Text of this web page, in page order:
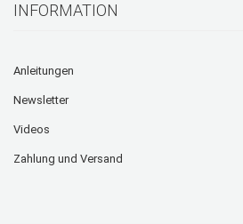
INFORMATION
Anleitungen
Newsletter
Videos
Zahlung und Versand